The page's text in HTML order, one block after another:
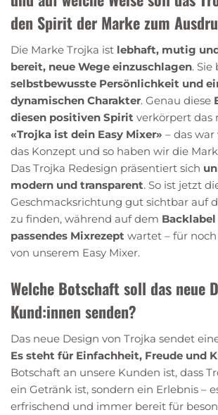
den Spirit der Marke zum
Die Marke Trojka ist lebhaft, mutig
bereit, neue Wege einzuschlagen. Sie
selbstbewusste Persönlichkeit und
dynamischen Charakter. Genau diese
diesen positiven Spirit verkörpert das
«Trojka ist dein Easy Mixer» – das
das Konzept und so haben wir die
Das Trojka Redesign präsentiert sich
modern und transparent. So ist jetzt
Geschmacksrichtung gut sichtbar auf
zu finden, während auf dem
passendes Mixrezept wartet – für
von unserem Easy Mixer.
Welche Botschaft soll das neue
Kund:innen senden?
Das neue Design von Trojka sendet
Es steht für Einfachheit, Freude und
Botschaft an unsere Kunden ist, dass
ein Getränk ist, sondern ein Erlebnis –
erfrischend und immer bereit für